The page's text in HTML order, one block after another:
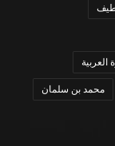
محمد بن سلمان